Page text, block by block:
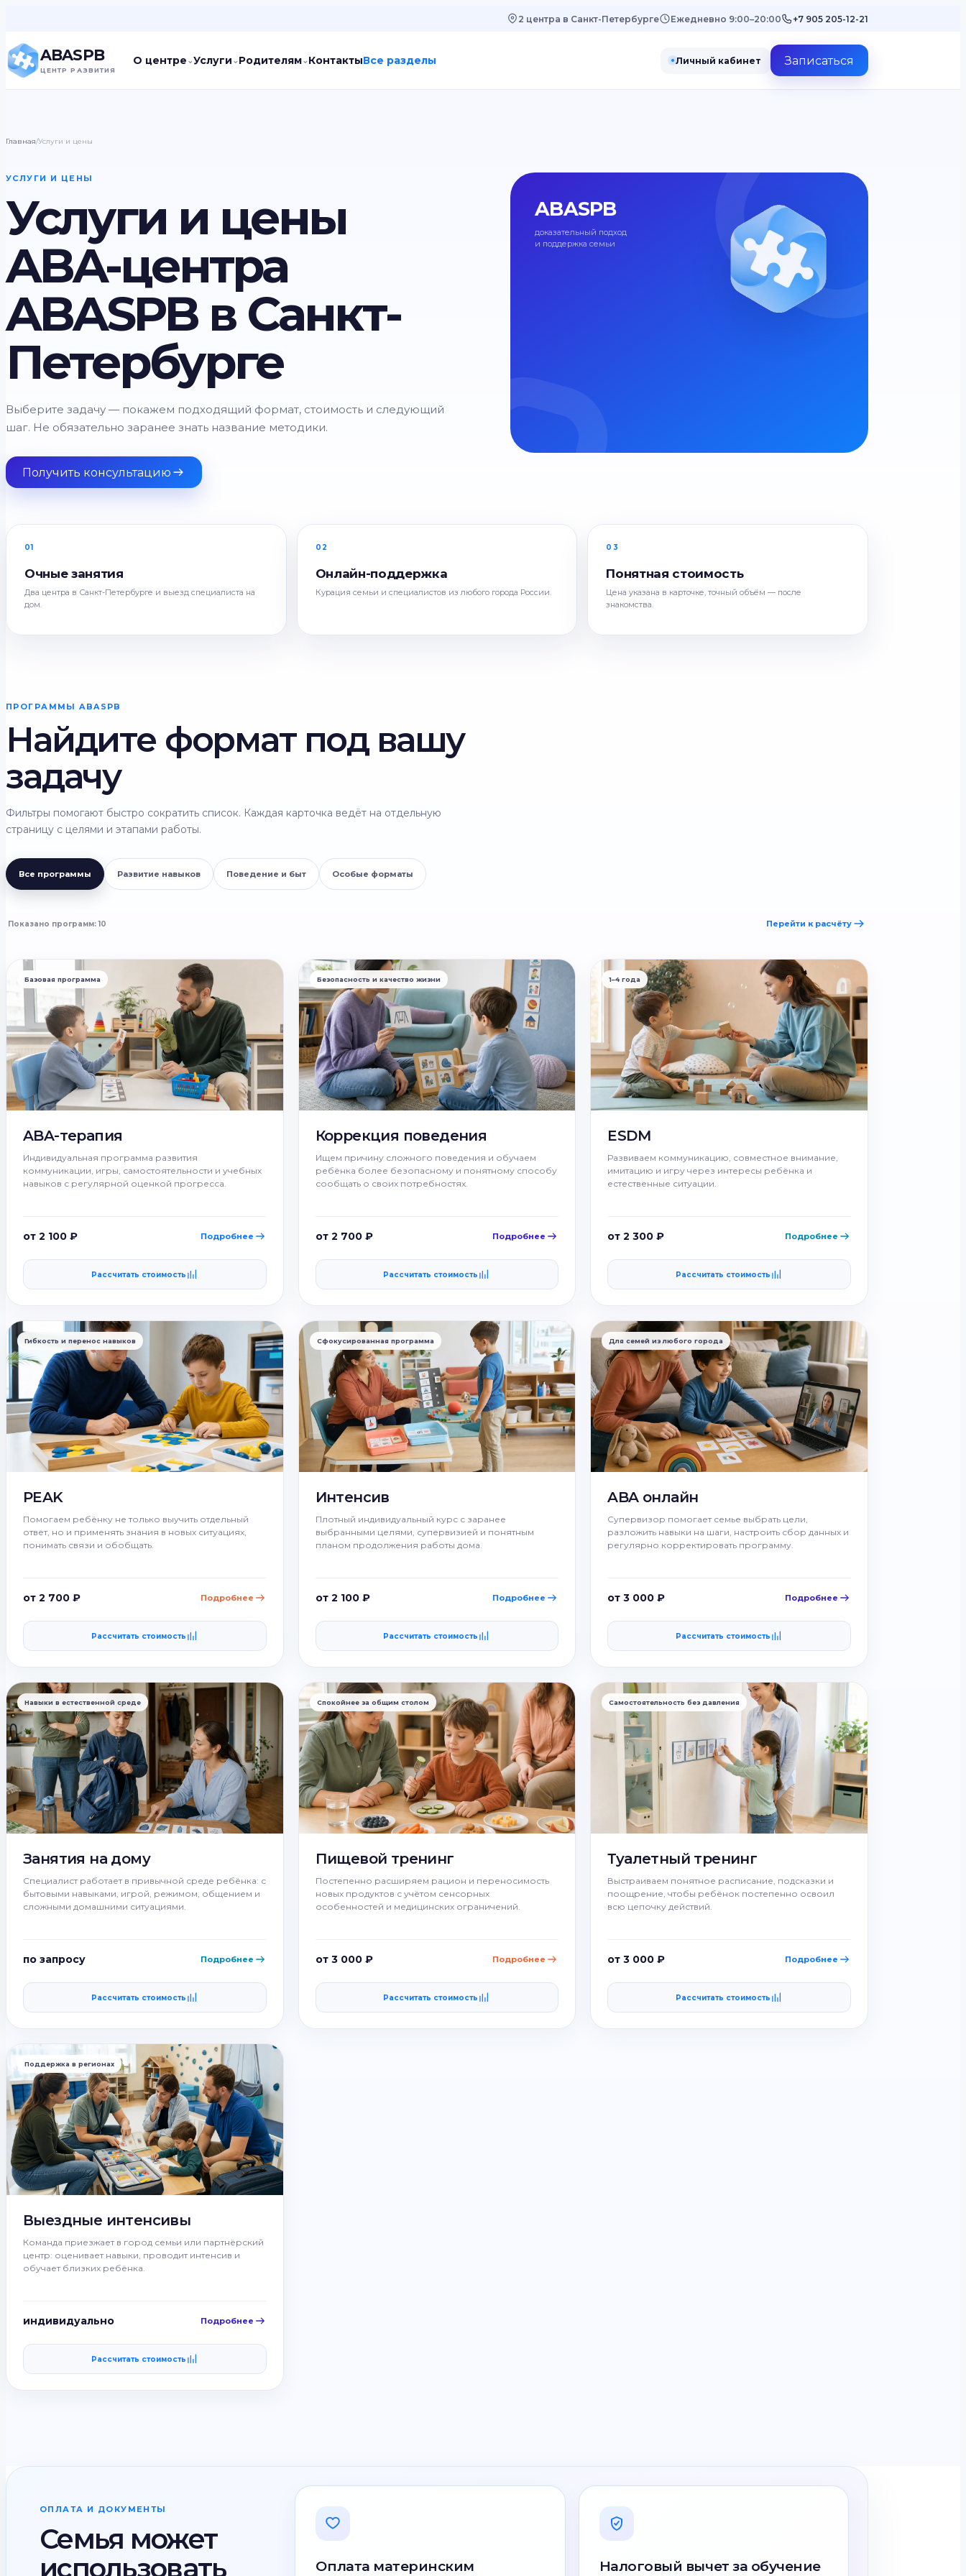
2 центра в Санкт-Петербурге Ежедневно 9:00–20:00 +7 905 205-12-21
ABASPB
ЦЕНТР РАЗВИТИЯ
О центре ⌄Услуги ⌄Родителям⌄КонтактыВсе разделы Личный кабинет Записаться
Главная/Услуги и цены
УСЛУГИ И ЦЕНЫ
Услуги и цены
ABA-центра
ABASPB в Санкт-
Петербурге
Выберите задачу — покажем подходящий формат, стоимость и следующий
шаг. Не обязательно заранее знать название методики.
Получить консультацию
ABASPB
доказательный подход
и поддержка семьи
01
Очные занятия
Два центра в Санкт-Петербурге и выезд специалиста на
дом.
02
Онлайн-поддержка
Курация семьи и специалистов из любого города России.
03
Понятная стоимость
Цена указана в карточке, точный объём — после
знакомства.
ПРОГРАММЫ ABASPB
Найдите формат под вашу
задачу
Фильтры помогают быстро сократить список. Каждая карточка ведёт на отдельную
страницу с целями и этапами работы.
Все программы Развитие навыков Поведение и быт Особые форматы
Показано программ:10 Перейти к расчёту
Базовая программа
ABA-терапия
Индивидуальная программа развития
коммуникации, игры, самостоятельности и учебных
навыков с регулярной оценкой прогресса.
от 2 100 ₽ Подробнее
Рассчитать стоимость
Безопасность и качество жизни
Коррекция поведения
Ищем причину сложного поведения и обучаем
ребёнка более безопасному и понятному способу
сообщать о своих потребностях.
от 2 700 ₽ Подробнее
Рассчитать стоимость
1–4 года
ESDM
Развиваем коммуникацию, совместное внимание,
имитацию и игру через интересы ребёнка и
естественные ситуации.
от 2 300 ₽ Подробнее
Рассчитать стоимость
Гибкость и перенос навыков
PEAK
Помогаем ребёнку не только выучить отдельный
ответ, но и применять знания в новых ситуациях,
понимать связи и обобщать.
от 2 700 ₽ Подробнее
Рассчитать стоимость
Сфокусированная программа
Интенсив
Плотный индивидуальный курс с заранее
выбранными целями, супервизией и понятным
планом продолжения работы дома.
от 2 100 ₽ Подробнее
Рассчитать стоимость
Для семей из любого города
ABA онлайн
Супервизор помогает семье выбрать цели,
разложить навыки на шаги, настроить сбор данных и
регулярно корректировать программу.
от 3 000 ₽ Подробнее
Рассчитать стоимость
Навыки в естественной среде
Занятия на дому
Специалист работает в привычной среде ребёнка: с
бытовыми навыками, игрой, режимом, общением и
сложными домашними ситуациями.
по запросу Подробнее
Рассчитать стоимость
Спокойнее за общим столом
Пищевой тренинг
Постепенно расширяем рацион и переносимость
новых продуктов с учётом сенсорных
особенностей и медицинских ограничений.
от 3 000 ₽ Подробнее
Рассчитать стоимость
Самостоятельность без давления
Туалетный тренинг
Выстраиваем понятное расписание, подсказки и
поощрение, чтобы ребёнок постепенно освоил
всю цепочку действий.
от 3 000 ₽ Подробнее
Рассчитать стоимость
Поддержка в регионах
Выездные интенсивы
Команда приезжает в город семьи или партнёрский
центр: оценивает навыки, проводит интенсив и
обучает близких ребёнка.
индивидуально Подробнее
Рассчитать стоимость
ОПЛАТА И ДОКУМЕНТЫ
Семья может
использовать
Оплата материнским
Налоговый вычет за обучение